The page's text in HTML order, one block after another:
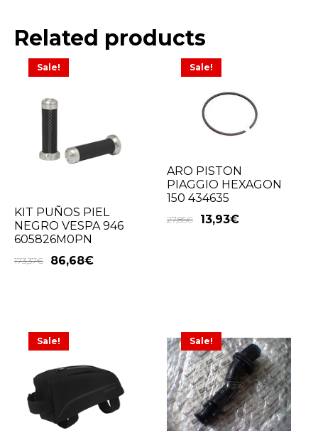
Related products
Sale!
KIT PUÑOS PIEL
NEGRO VESPA 946
605826M0PN
173,37€ 86,68€
Sale!
ARO PISTON
PIAGGIO HEXAGON
150 434635
27,85€ 13,93€
Sale! Sale!